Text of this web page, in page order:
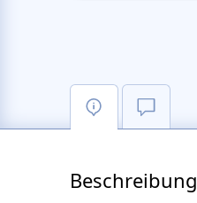
Beschreibung